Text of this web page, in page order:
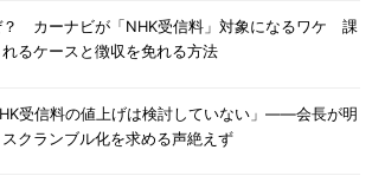
？ カーナビが「NHK受信料」対象になるワケ 課
るケースと徴収を免れる方法
受信料の値上げは検討していない」――会長が明
クランブル化を求める声絶えず